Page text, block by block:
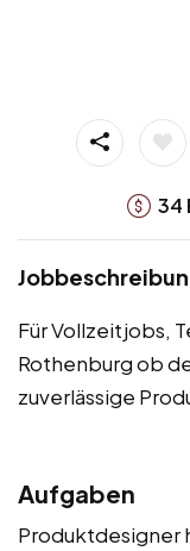
34
Für Vollzeitjobs,
Rothenburg ob
zuverlässige
Aufgaben
Produktdesigner